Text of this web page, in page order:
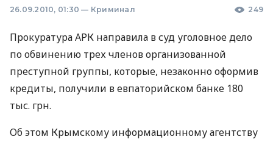
26.09.2010, 01:30 — Криминал 249
Прокуратура АРК направила в суд уголовное дело
по обвинению трех членов организованной
преступной группы, которые, незаконно оформив
кредиты, получили в евпаторийском банке 180
тыс. грн.
Об этом Крымскому информационному агентству